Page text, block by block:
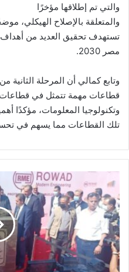
والتي تم إطلاقها مؤخرًا
والمتعلقة بالإصلاح الهيكلي،
تستهدف تحقيق العديد من أهداف
مصر 2030.
وتابع كمالي أن المرحلة الثانية
قطاعات مهمة تتمثل في قطاعات
وتكنولوجيا المعلومات، مؤكدًا
تلك القطاعات مما يسهم في
حجر
اساس
انشاء
صومعة
معدنية
بطاقة
١٠٠